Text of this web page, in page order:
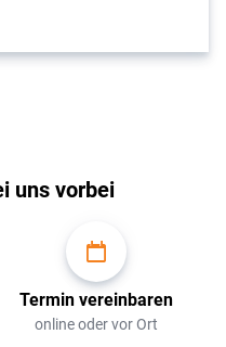
uns vorbei
Termin vereinbaren
online oder vor Ort